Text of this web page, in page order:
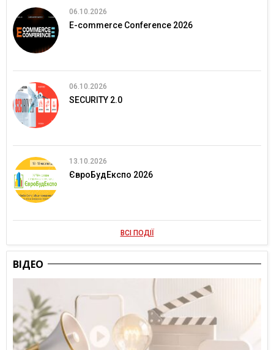
06.10.2026
E-commerce Conference 2026
06.10.2026
SECURITY 2.0
13.10.2026
ЄвроБудЕкспо 2026
ВСІ ПОДІЇ
ВІДЕО